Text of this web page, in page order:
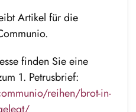
Artikel für die
finden Sie eine
1. Petrusbrief:
reihen/brot-in-